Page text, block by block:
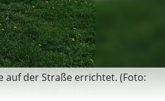
auf der Straße errichtet. (Foto: